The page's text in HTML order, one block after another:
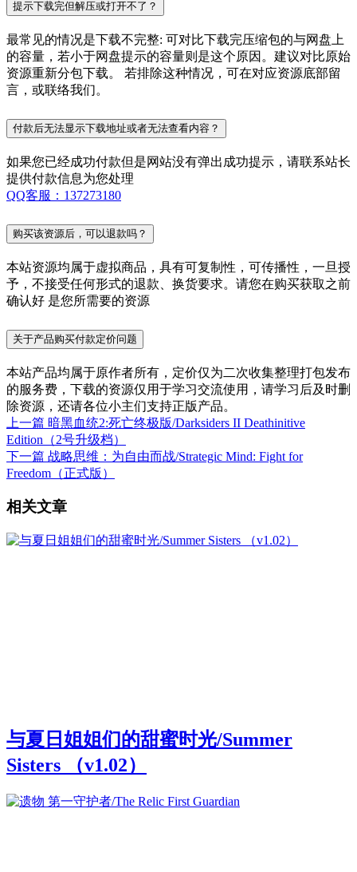
提示下载完但解压或打开不了？
最常见的情况是下载不完整: 可对比下载完压缩包的与网盘上
的容量，若小于网盘提示的容量则是这个原因。建议对比原始
资源重新分包下载。 若排除这种情况，可在对应资源底部留
言，或联络我们。
付款后无法显示下载地址或者无法查看内容？
如果您已经成功付款但是网站没有弹出成功提示，请联系站长
提供付款信息为您处理
QQ客服：137273180
购买该资源后，可以退款吗？
本站资源均属于虚拟商品，具有可复制性，可传播性，一旦授
予，不接受任何形式的退款、换货要求。请您在购买获取之前
确认好 是您所需要的资源
关于产品购买付款定价问题
本站产品均属于原作者所有，定价仅为二次收集整理打包发布
的服务费，下载的资源仅用于学习交流使用，请学习后及时删
除资源，还请各位小主们支持正版产品。
上一篇 暗黑血统2:死亡终极版/Darksiders II Deathinitive
Edition（2号升级档）
下一篇 战略思维：为自由而战/Strategic Mind: Fight for
Freedom（正式版）
相关文章
与夏日姐姐们的甜蜜时光/Summer
Sisters （v1.02）